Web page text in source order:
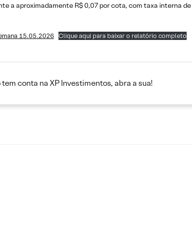
a aproximadamente R$ 0,07 por cota, com taxa interna
15.05.2026 Clique aqui para baixar o relatório completo
conta na XP Investimentos, abra a sua!